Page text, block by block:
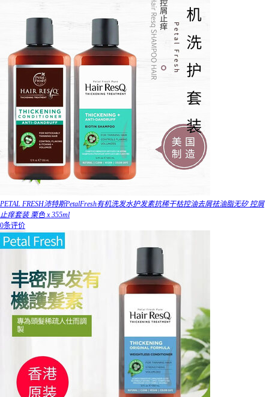
PETAL FRESH沛特斯PetalFresh有机洗发水护发素抗稀干枯控油去屑祛油脂无矽 控屑
止痒套装 栗色 x 355ml
0条评价